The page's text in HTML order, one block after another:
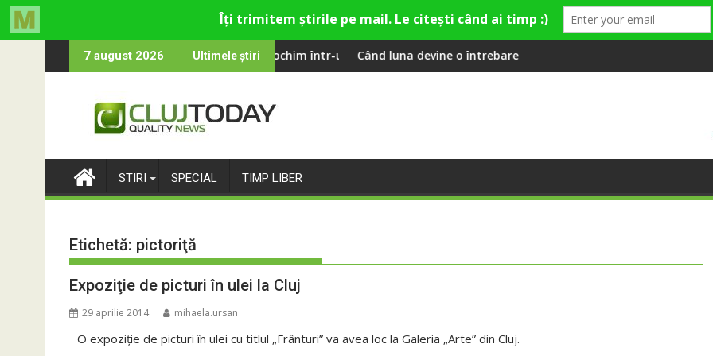
to
7 august 2026 Ultimele știri
fosta platformă Carbochim într-un nou centru cultural și de divertisment din Cluj-Napoca
Când luna devine o întrebare SportinCluj: Cine este
STIRI SPECIAL TIMP LIBER
Etichetă: pictoriţă
Expoziţie de picturi în ulei la Cluj
29 aprilie 2014 mihaela.ursan
O expoziţie de picturi în ulei cu titlul „Frânturi” va avea loc la Galeria „Arte” din Cluj.